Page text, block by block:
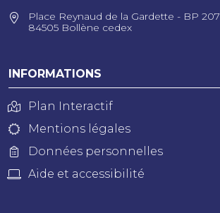
Place Reynaud de la Gardette - BP 207
84505 Bollène cedex
INFORMATIONS
Plan Interactif
Mentions légales
Données personnelles
Aide et accessibilité